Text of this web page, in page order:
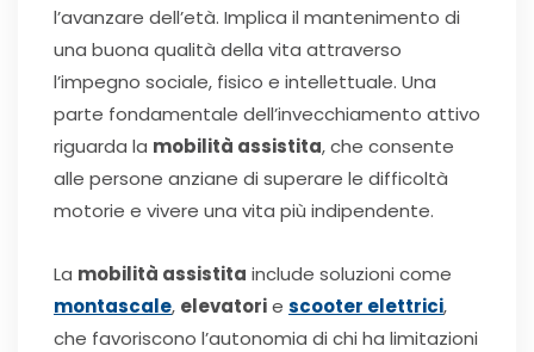
l’avanzare dell’età. Implica il mantenimento di
una buona qualità della vita attraverso
l’impegno sociale, fisico e intellettuale. Una
parte fondamentale dell’invecchiamento attivo
riguarda la mobilità assistita, che consente
alle persone anziane di superare le difficoltà
motorie e vivere una vita più indipendente.
La mobilità assistita include soluzioni come
montascale, elevatorie scooter elettrici,
che favoriscono l’autonomia di chi ha limitazioni